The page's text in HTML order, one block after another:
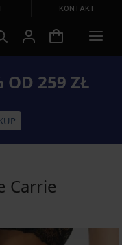
KONTAKT
OD 259 ZŁ
KUP
Carrie